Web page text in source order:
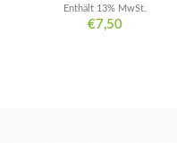
€7,50
Enthält 13% MwSt.